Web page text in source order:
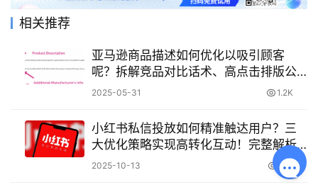
相关推荐
亚马逊商品描述如何优化以吸引顾客
呢？拆解竞品对比话术、高点击排版公
式与故事化文案，从关键词收割到引起
2025-05-31 1.2K
小红书私信投放如何精准触达用户？三
大优化策略实现高转化互动！完整解析
小红书私信投放的实操方法与效果提升
2025-10-13 614